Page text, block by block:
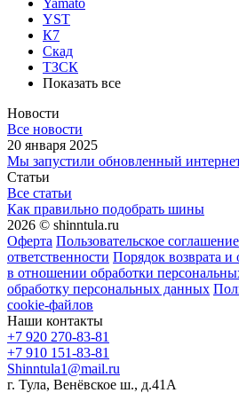
YST
К7
Скад
ТЗСК
Показать все
Новости
Все новости
20 января 2025
Мы запустили обновленный
Статьи
Все статьи
Как правильно подобрать шины
2026 © shinntula.ru
Оферта Пользовательское соглашение
ответственности Порядок возврата и
в отношении обработки
обработку персональных данных
cookie-файлов
Наши контакты
+7 920 270-83-81
+7 910 151-83-81
Shinntula1@mail.ru
г. Тула, Венёвское ш., д.41А